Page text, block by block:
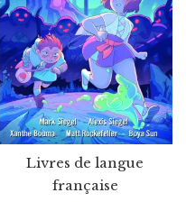
Livres de langue
française